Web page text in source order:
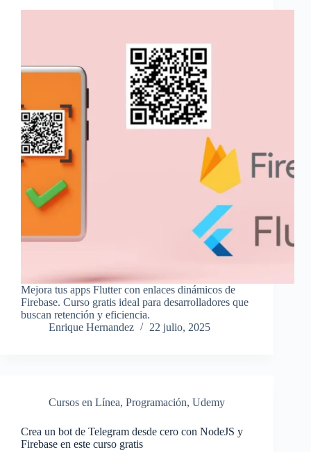
Mejora tus apps Flutter con enlaces dinámicos de
Firebase. Curso gratis ideal para desarrolladores que
buscan retención y eficiencia.
Enrique Hernandez
22 julio, 2025
Cursos en Línea, Programación, Udemy
Crea un bot de Telegram desde cero con NodeJS y
Firebase en este curso gratis